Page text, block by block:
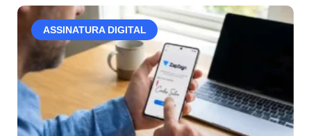
ASSINATURA DIGITAL